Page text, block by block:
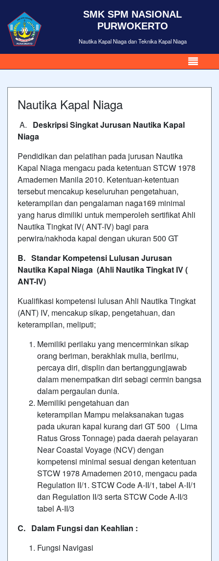
SMK SPM NASIONAL
PURWOKERTO
Nautika Kapal Niaga dan Teknika Kapal Niaga
Nautika Kapal Niaga
A. Deskripsi Singkat Jurusan Nautika Kapal
Niaga
Pendidikan dan pelatihan pada jurusan Nautika
Kapal Niaga mengacu pada ketentuan STCW 1978
Amademen Manila 2010. Ketentuan-ketentuan
tersebut mencakup keseluruhan pengetahuan,
keterampilan dan pengalaman naga169 minimal
yang harus dimiliki untuk memperoleh sertifikat Ahli
Nautika Tingkat IV( ANT-IV) bagi para
perwira/nakhoda kapal dengan ukuran 500 GT
B. Standar Kompetensi Lulusan Jurusan
Nautika Kapal Niaga (Ahli Nautika Tingkat IV (
ANT-IV)
Kualifikasi kompetensi lulusan Ahli Nautika Tingkat
(ANT) IV, mencakup sikap, pengetahuan, dan
keterampilan, meliputi;
Memiliki perilaku yang mencerminkan sikap
orang beriman, berakhlak mulia, berilmu,
percaya diri, displin dan bertanggungjawab
dalam menempatkan diri sebagi cermin bangsa
dalam pergaulan dunia.
Memiliki pengetahuan dan
keterampilan Mampu melaksanakan tugas
pada ukuran kapal kurang dari GT 500 ( Lima
Ratus Gross Tonnage) pada daerah pelayaran
Near Coastal Voyage (NCV) dengan
kompetensi minimal sesuai dengan ketentuan
STCW 1978 Amademen 2010, mengacu pada
Regulation II/1. STCW Code A-II/1, tabel A-II/1
dan Regulation II/3 serta STCW Code A-II/3
tabel A-II/3
C. Dalam Fungsidan Keahlian :
Fungsi Navigasi